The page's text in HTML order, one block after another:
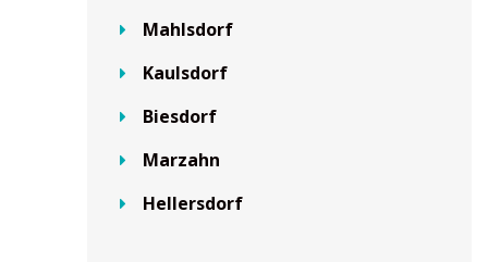
Mahlsdorf
Kaulsdorf
Biesdorf
Marzahn
Hellersdorf